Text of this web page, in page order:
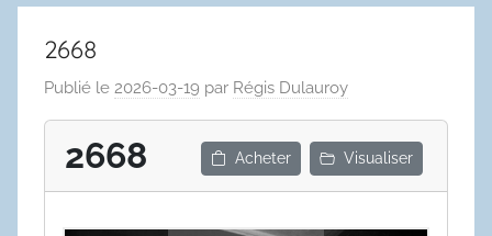
2668
Publié le 2026-03-19 par Régis Dulauroy
2668 Acheter Visualiser